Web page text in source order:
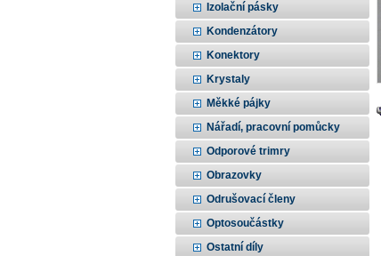
Izolační pásky
Kondenzátory
Konektory
Krystaly
Měkké pájky
Nářadí, pracovní pomůcky
Odporové trimry
Obrazovky
Odrušovací členy
Optosoučástky
Ostatní díly